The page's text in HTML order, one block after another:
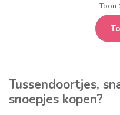
Toon
Tussendoortjes,
snoepjes kopen?